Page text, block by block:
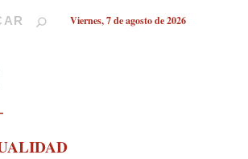
Viernes, 7 de agosto de 2026